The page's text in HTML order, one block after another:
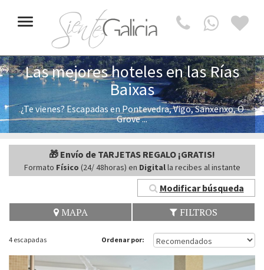
Toggle
navigation
Las mejores hoteles en las Rías
Baixas
¿Te vienes? Escapadas en Pontevedra, Vigo, Sanxenxo, O
Grove ...
🎁 Envío de TARJETAS REGALO ¡GRATIS!
Formato Físico (24/ 48horas) en Digitalla recibes al instante
Modificar búsqueda
MAPA FILTROS
4 escapadas Ordenar por: